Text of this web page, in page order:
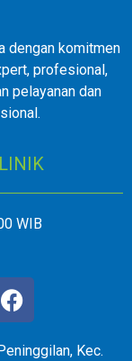
dengan komitmen
profesional,
pelayanan dan
WIB
Kec.